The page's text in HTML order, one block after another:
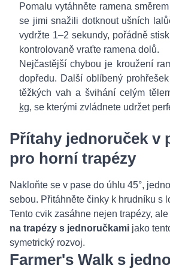
Pomalu vytáhněte ramena
se jimi snažili dotknout ušních
vydržte 1–2 sekundy, pořádně
kontrolovaně vraťte ramena dolů.
Nejčastější chybou je kroužení
dopředu. Další oblíbený
těžkých vah a švihání celým
kg, se kterými zvládnete udržet
Přítahy jednoruček v
pro horní trapézy
Nakloňte se v pase do úhlu 45°,
sebou. Přitáhněte činky k hrudníku s
Tento cvik zasáhne nejen trapézy,
na trapézy s jednoručkami jako
symetrický rozvoj.
Farmer's Walk s